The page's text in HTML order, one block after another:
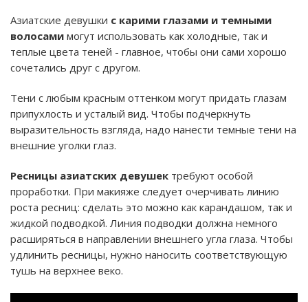
Азиатские девушки с карими глазами и темными
волосами могут использовать как холодные, так и
теплые цвета теней - главное, чтобы они сами хорошо
сочетались друг с другом.
Тени с любым красным оттенком могут придать глазам
припухлость и усталый вид. Чтобы подчеркнуть
выразительность взгляда, надо нанести темные тени на
внешние уголки глаз.
Ресницы азиатских девушек требуют особой
проработки. При макияже следует очерчивать линию
роста ресниц: сделать это можно как карандашом, так и
жидкой подводкой. Линия подводки должна немного
расширяться в направлении внешнего угла глаза. Чтобы
удлинить ресницы, нужно наносить соответствующую
тушь на верхнее веко.